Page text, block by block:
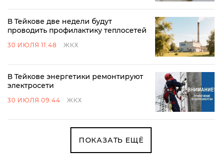
В Тейкове две недели будут
проводить профилактику теплосетей
30 ИЮЛЯ 11:48 ЖКХ
В Тейкове энергетики ремонтируют
электросети
30 ИЮЛЯ 09:44 ЖКХ
ПОКАЗАТЬ ЕЩЁ